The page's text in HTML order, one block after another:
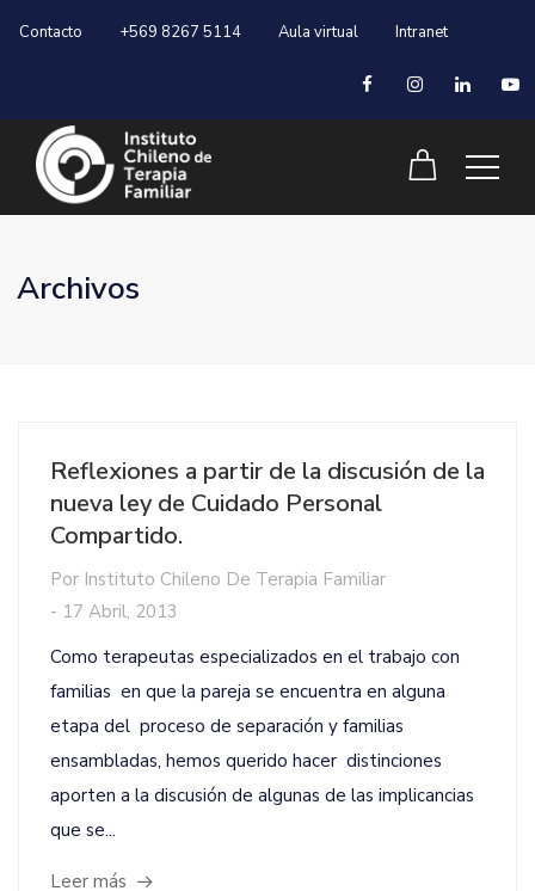
Contacto +569 8267 5114 Aula virtual Intranet
Archivos
Reflexiones a partir de la discusión de la
nueva ley de Cuidado Personal
Compartido.
Por Instituto Chileno De Terapia Familiar
- 17 Abril, 2013
Como terapeutas especializados en el trabajo con
familias en que la pareja se encuentra en alguna
etapa del proceso de separación y familias
ensambladas, hemos querido hacer distinciones
aporten a la discusión de algunas de las implicancias
que se...
Leer más